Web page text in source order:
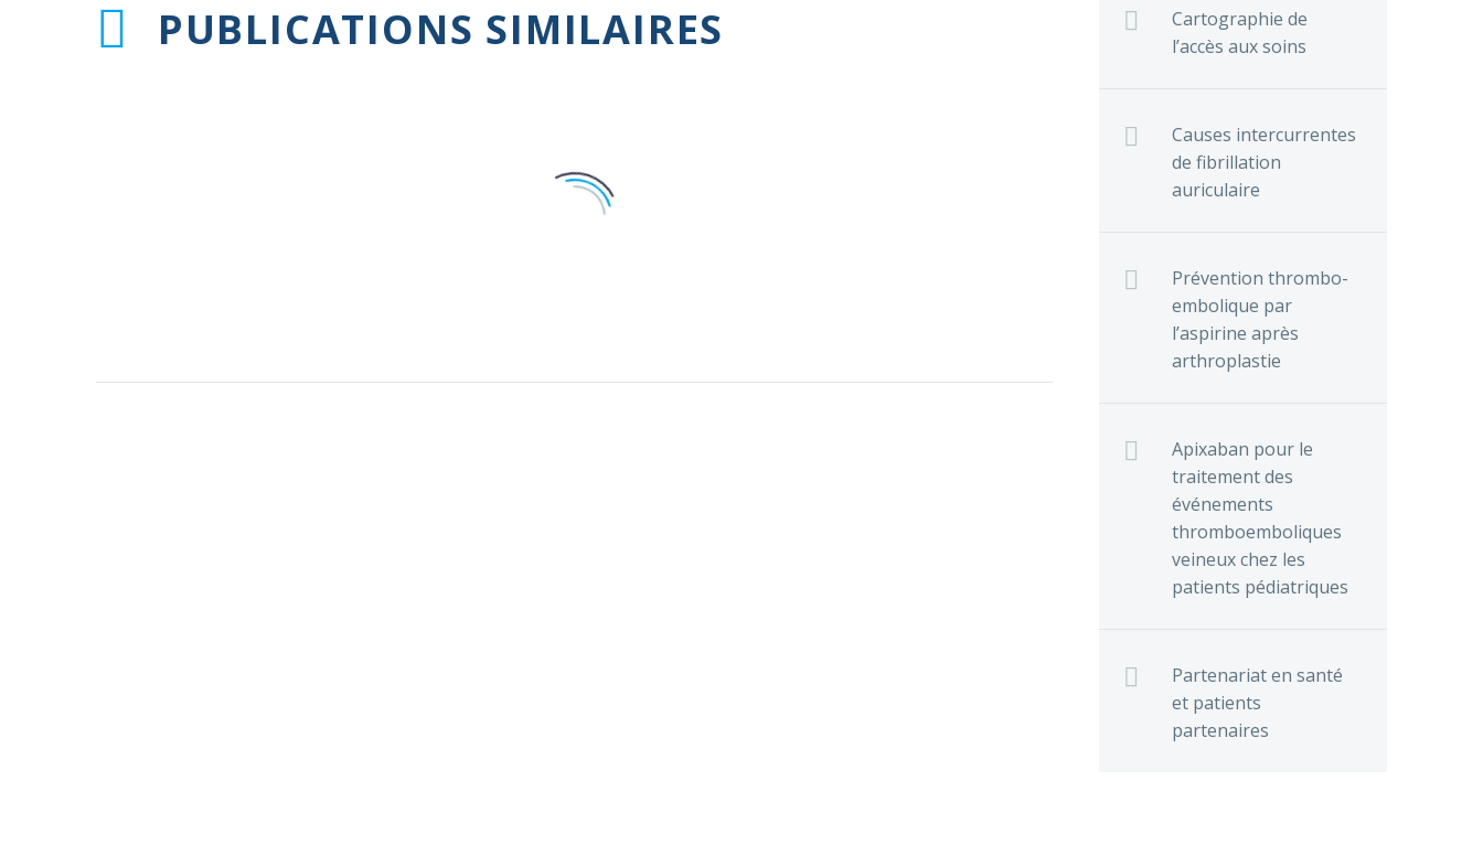
PUBLICATIONS SIMILAIRES
Cartographie de
l’accès aux soins
Causes intercurrentes
de fibrillation
auriculaire
Prévention thrombo-
embolique par
l’aspirine après
arthroplastie
Apixaban pour le
traitement des
événements
thromboemboliques
veineux chez les
patients pédiatriques
Partenariat en santé
et patients
partenaires